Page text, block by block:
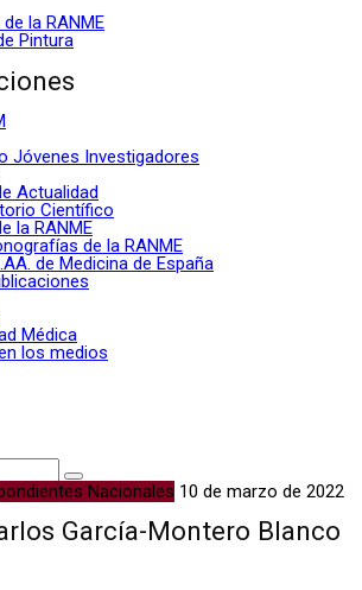
la RANME
Pintura
Jóvenes Investigadores
Actualidad
Científico
la RANME
de la RANME
de Medicina de España
Médica
los medios
Nacionales 10 de marzo de 2022
García-Montero Blanco